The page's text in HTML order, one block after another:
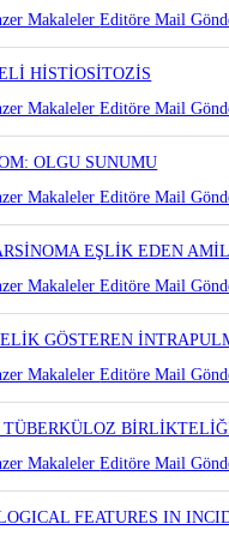
MakalelerEditöre Mail
HİSTİOSİTOZİS
MakalelerEditöre Mail
OLGU SUNUMU
MakalelerEditöre Mail
EŞLİK EDEN
MakalelerEditöre Mail
GÖSTEREN
MakalelerEditöre Mail
TÜBERKÜLOZ
MakalelerEditöre Mail